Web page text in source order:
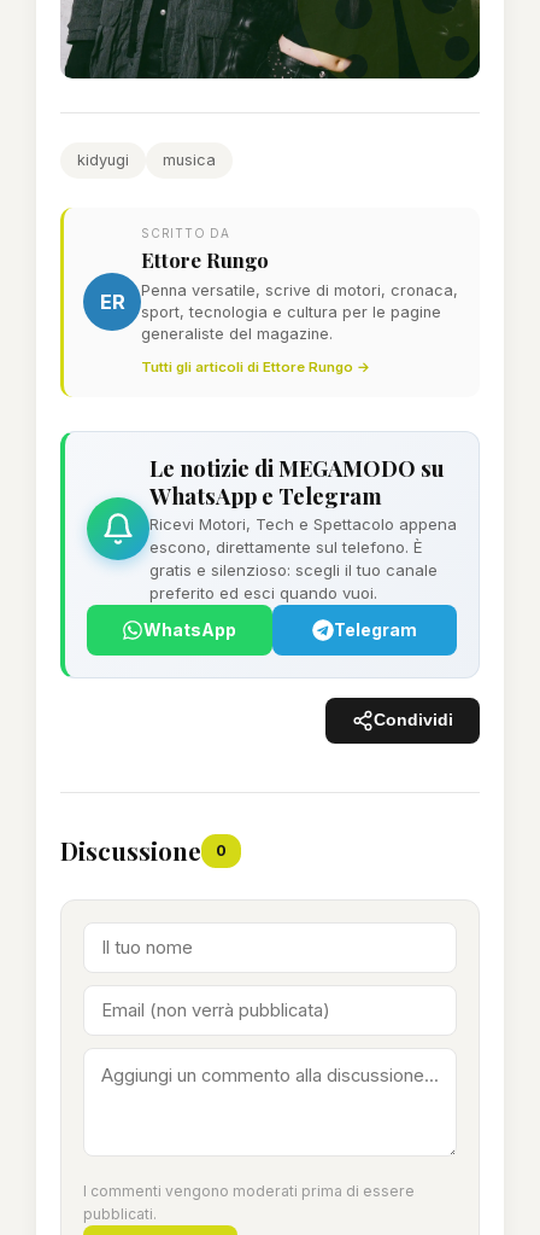
kidyugi musica
ER
SCRITTO DA
Ettore Rungo
Penna versatile, scrive di motori, cronaca,
sport, tecnologia e cultura per le pagine
generaliste del magazine.
Tutti gli articoli di Ettore Rungo →
Le notizie di MEGAMODO su
WhatsApp e Telegram
Ricevi Motori, Tech e Spettacolo appena
escono, direttamente sul telefono. È
gratis e silenzioso: scegli il tuo canale
preferito ed esci quando vuoi.
WhatsApp Telegram
Condividi
Discussione 0
I commenti vengono moderati prima di essere
pubblicati.